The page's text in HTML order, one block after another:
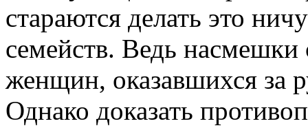
стараются делать это
семейств. Ведь
женщин, оказавшихся за
Однако доказать